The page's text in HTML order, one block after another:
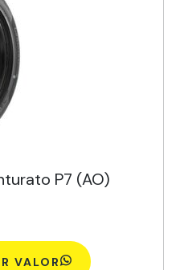
P7 (AO)
VALOR